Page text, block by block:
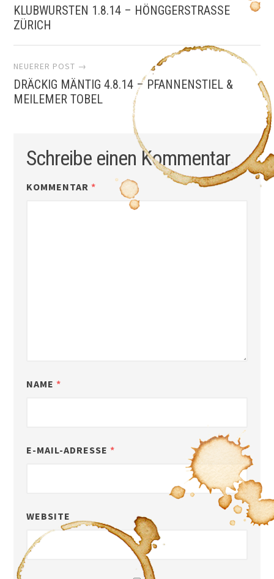
Navigation
KLUBWURSTEN 1.8.14 – HÖNGGERSTRASSE
ZÜRICH
NEUERER POST →
DRÄCKIG MÄNTIG 4.8.14 – PFANNENSTIEL &
MEILEMER TOBEL
Schreibe einen Kommentar
KOMMENTAR *
NAME *
E-MAIL-ADRESSE *
WEBSITE